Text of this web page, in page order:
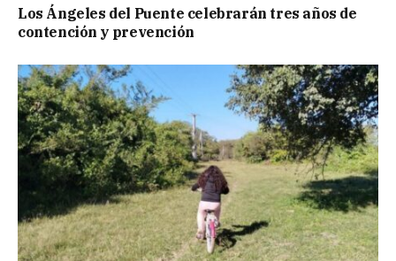
Los Ángeles del Puente celebrarán tres años de
contención y prevención